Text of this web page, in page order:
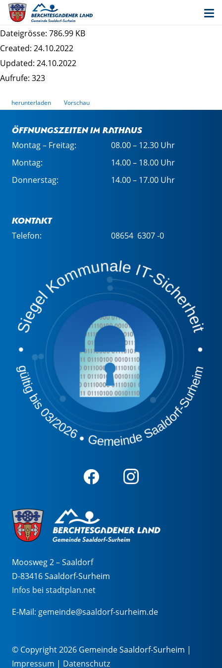
Bekanntmachung Auslegung 3. Änderung
"Helfau IV"
Dateigrösse: 786.99 KB
Created: 24.10.2022
Updated: 24.10.2022
Aufrufe: 323
herunterladen Vorschau
Öffnungszeiten im Rathaus
Montag – Freitag:
08.00 – 12.30 Uhr
Montag:
14.00 – 18.00 Uhr
Donnerstag:
14.00 – 17.00 Uhr
Kontakt
Telefon: 08654 6307 -0
Moosweg 2 – Saaldorf
D-83416 Saaldorf-Surheim
Infos bei stadtplan.net
E-Mail: gemeinde@saaldorf-surheim.de
© Copyright 2026 Gemeinde Saaldorf-Surheim |
Impressum | Datenschutz